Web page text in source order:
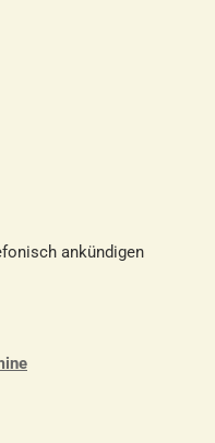
ankündigen